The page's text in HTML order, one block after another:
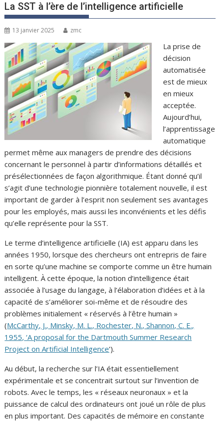
La SST à l’ère de l’intelligence artificielle
13 janvier 2025 zmc
La prise de
décision
automatisée
est de mieux
en mieux
acceptée.
Aujourd’hui,
l’apprentissage
automatique
permet même aux managers de prendre des décisions
concernant le personnel à partir d’informations détaillés et
présélectionnées de façon algorithmique. Étant donné qu’il
s’agit d’une technologie pionnière totalement nouvelle, il est
important de garder à l’esprit non seulement ses avantages
pour les employés, mais aussi les inconvénients et les défis
qu’elle représente pour la SST.
Le terme d’intelligence artificielle (IA) est apparu dans les
années 1950, lorsque des chercheurs ont entrepris de faire
en sorte qu’une machine se comporte comme un être humain
intelligent. À cette époque, la notion d’intelligence était
associée à l’usage du langage, à l’élaboration d’idées et à la
capacité de s’améliorer soi-même et de résoudre des
problèmes initialement « réservés à l’être humain »
(McCarthy, J., Minsky, M. L., Rochester, N., Shannon, C. E.,
1955, ‘A proposal for the Dartmouth Summer Research
Project on Artificial Intelligence’).
Au début, la recherche sur l’IA était essentiellement
expérimentale et se concentrait surtout sur l’invention de
robots. Avec le temps, les « réseaux neuronaux » et la
puissance de calcul des ordinateurs ont joué un rôle de plus
en plus important. Des capacités de mémoire en constante